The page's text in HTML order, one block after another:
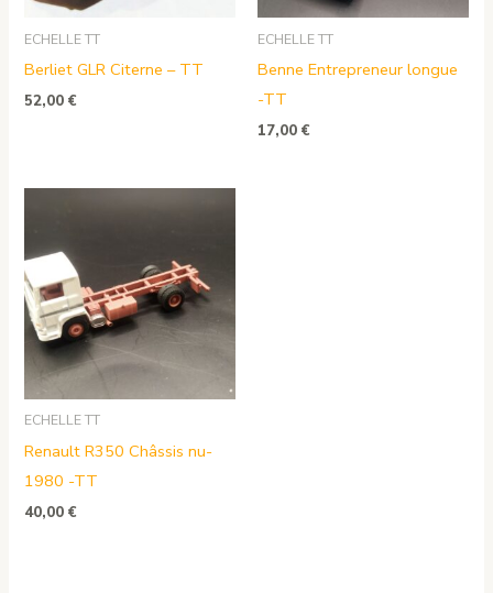
ECHELLE TT
Berliet GLR Citerne – TT
52,00€
ECHELLE TT
Benne Entrepreneur longue
-TT
17,00 €
ECHELLE TT
Renault R350 Châssis nu-
1980 -TT
40,00€